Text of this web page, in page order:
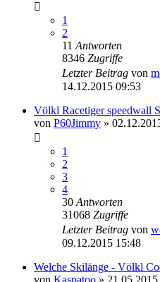
1
2
11 Antworten
8346 Zugriffe
Letzter Beitrag von
14.12.2015 09:53
Völkl Racetiger speedwall
von P60Jimmy »
1
2
3
4
30 Antworten
31068 Zugriffe
Letzter Beitrag von
09.12.2015 15:48
Welche Skilänge - Völkl
von Kaspatoo » 21.05.2015